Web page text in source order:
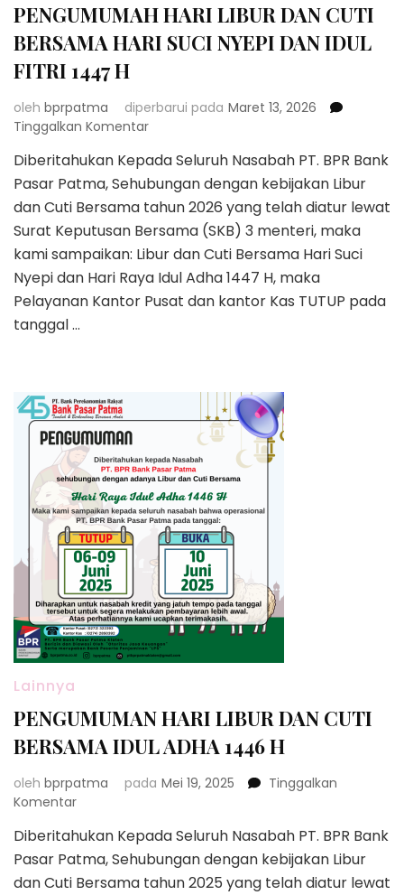
PENGUMUMAH HARI LIBUR DAN CUTI
BERSAMA HARI SUCI NYEPI DAN IDUL
FITRI 1447 H
oleh bprpatma diperbarui pada Maret 13, 2026
Tinggalkan Komentarpada
HARI
LIBUR
DAN
BERSAMA
HARI
SUCI
NYEPI
Diberitahukan Kepada Seluruh Nasabah PT. BPR Bank
Pasar Patma, Sehubungan dengan kebijakan Libur
dan Cuti Bersama tahun 2026 yang telah diatur lewat
Surat Keputusan Bersama (SKB) 3 menteri, maka
kami sampaikan: Libur dan Cuti Bersama Hari Suci
Nyepi dan Hari Raya Idul Adha 1447 H, maka
Pelayanan Kantor Pusat dan kantor Kas TUTUP pada
tanggal …
Lainnya
PENGUMUMAN HARI LIBUR DAN CUTI
BERSAMA IDUL ADHA 1446 H
oleh bprpatma pada Mei 19, 2025
Tinggalkan
Komentarpada
HARI
LIBUR
DAN
Diberitahukan Kepada Seluruh Nasabah PT. BPR Bank
Pasar Patma, Sehubungan dengan kebijakan Libur
dan Cuti Bersama tahun 2025 yang telah diatur lewat